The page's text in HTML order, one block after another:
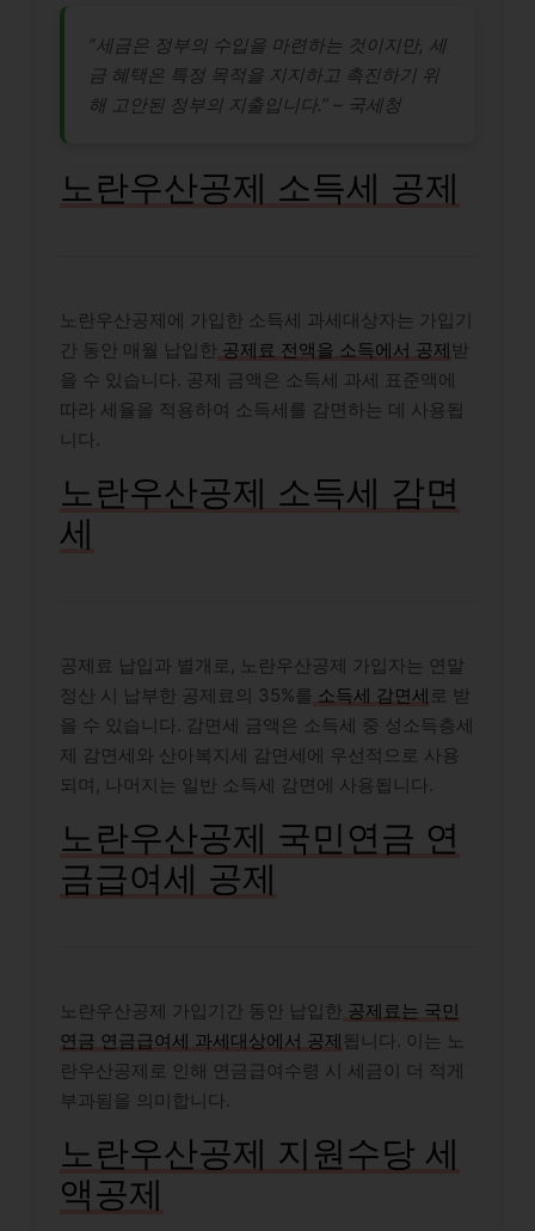
“세금은 정부의 수입을 마련하는 것이지만, 세
금 혜택은 특정 목적을 지지하고 촉진하기 위
해 고안된 정부의 지출입니다.” – 국세청
노란우산공제 소득세 공제
노란우산공제에 가입한 소득세 과세대상자는 가입기
간 동안 매월 납입한 공제료 전액을 소득에서 공제 받
을 수 있습니다. 공제 금액은 소득세 과세 표준액에
따라 세율을 적용하여 소득세를 감면하는 데 사용됩
니다.
노란우산공제 소득세 감면
세
공제료 납입과 별개로, 노란우산공제 가입자는 연말
정산 시 납부한 공제료의 35%를 소득세 감면세 로 받
을 수 있습니다. 감면세 금액은 소득세 중 성소득층세
제 감면세와 산아복지세 감면세에 우선적으로 사용
되며, 나머지는 일반 소득세 감면에 사용됩니다.
노란우산공제 국민연금 연
금급여세 공제
노란우산공제 가입기간 동안 납입한 공제료는 국민
연금 연금급여세 과세대상에서 공제 됩니다. 이는 노
란우산공제로 인해 연금급여수령 시 세금이 더 적게
부과됨을 의미합니다.
노란우산공제 지원수당 세
액공제